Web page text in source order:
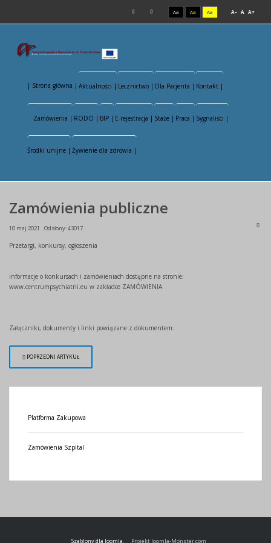
Aa Aa Aa A- A A+
| Strona główna | Aktualności | Lecznictwo | Dla Pacjenta | Kontakt |
Zamówienia | RODO | BIP | E-rejestracja | Staże | Praca | Sygnaliści |
Środki unijne | Żywienie dla zdrowia |
Zamówienia publiczne
10 maj 2021 Odsłony: 43017
Przetargi, konkursy, ogłoszenia
informacje o konkursach i zamówieniach dostępne na stronie:
www.centrumpsychiatrii.eu w zakładce ZAMÓWIENIA
Załączniki, dokumenty i linki powiązane z dokumentem:
POPRZEDNI ARTYKUŁ
Platforma Zakupowa
Zamówienia Szpital
Szablony dla Joomla. Projekt Joomla-Monster.com